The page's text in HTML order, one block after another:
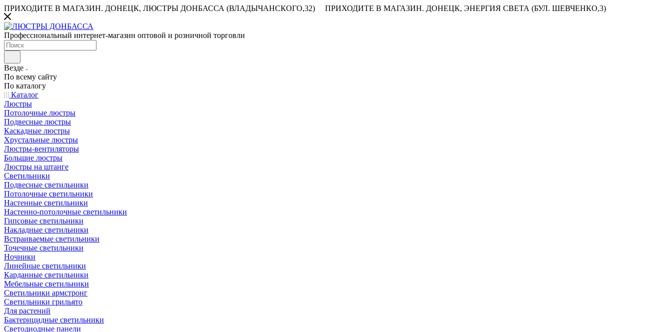
ПРИХОДИТЕ В МАГАЗИН. ДОНЕЦК, ЛЮСТРЫ ДОНБАССА (ВЛАДЫЧАНСКОГО,32) ПРИХОДИТЕ В МАГАЗИН. ДОНЕЦК, ЭНЕРГИЯ СВЕТА (БУЛ. ШЕВЧЕНКО,3)
Профессиональный интернет-магазин оптовой и розничной торговли
Везде
По всему сайту
По каталогу
Каталог
Люстры
Потолочные люстры
Подвесные люстры
Каскадные люстры
Хрустальные люстры
Люстры-вентиляторы
Большие люстры
Люстры на штанге
Светильники
Подвесные светильники
Потолочные светильники
Настенные светильники
Настенно-потолочные светильники
Гипсовые светильники
Накладные светильники
Встраиваемые светильники
Точечные светильники
Ночники
Линейные светильники
Карданные светильники
Мебельные светильники
Светильники армстронг
Светильники грильято
Для растений
Бактерицидные светильники
Светодиодные панели